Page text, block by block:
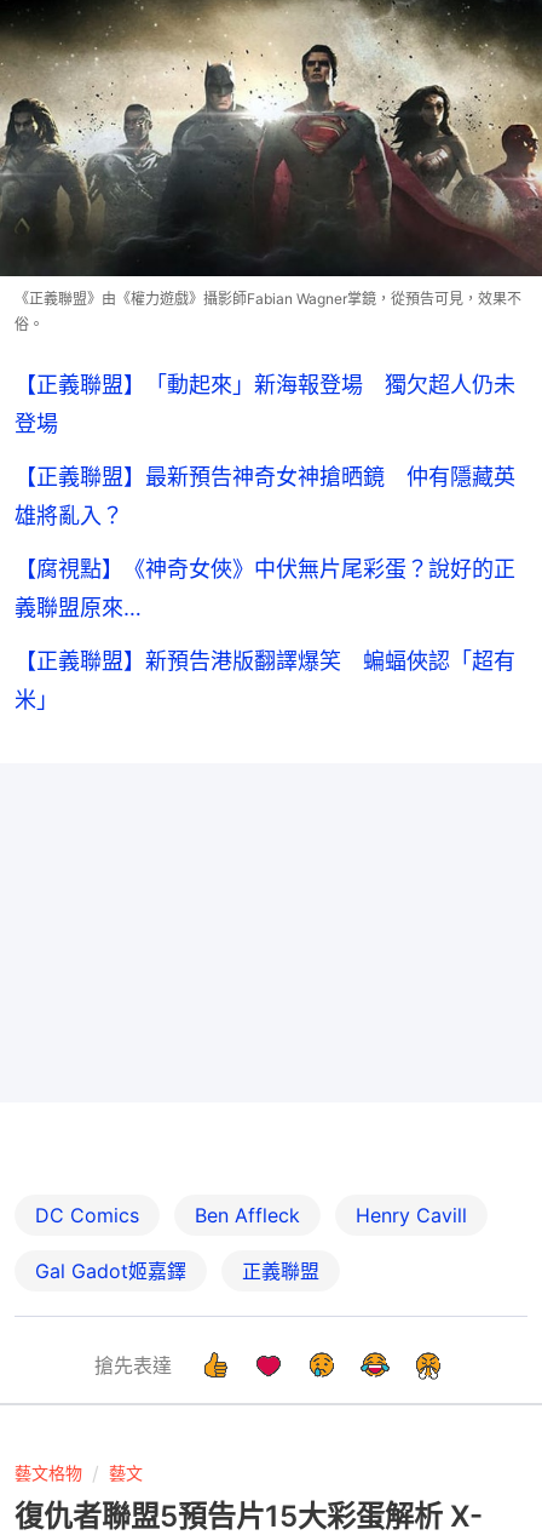
《正義聯盟》由《權力遊戲》攝影師Fabian Wagner掌鏡，從預告可見，效果不
俗。
【正義聯盟】「動起來」新海報登場 獨欠超人仍未
登場
【正義聯盟】最新預告神奇女神搶晒鏡 仲有隱藏英
雄將亂入？
【腐視點】《神奇女俠》中伏無片尾彩蛋？說好的正
義聯盟原來…
【正義聯盟】新預告港版翻譯爆笑 蝙蝠俠認「超有
米」
DC Comics Ben Affleck Henry Cavill
Gal Gadot姬嘉鐸 正義聯盟
搶先表達
藝文格物 藝文
復仇者聯盟5預告片15大彩蛋解析 X-